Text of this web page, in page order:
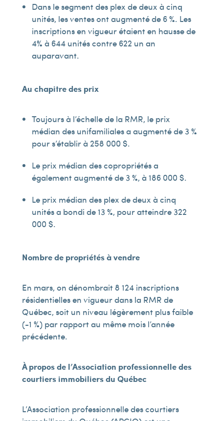
Dans le segment des plex de deux à cinq
unités, les ventes ont augmenté de 6 %. Les
inscriptions en vigueur étaient en hausse de
4% à 644 unités contre 622 un an
auparavant.
Au chapitre des prix
Toujours à l’échelle de la RMR, le prix
médian des unifamiliales a augmenté de 3 %
pour s’établir à 258 000 $.
Le prix médian des copropriétés a
également augmenté de 3 %, à 186 000 $.
Le prix médian des plex de deux à cinq
unités a bondi de 13 %, pour atteindre 322
000 $.
Nombre de propriétés à vendre
En mars, on dénombrait 8 124 inscriptions
résidentielles en vigueur dans la RMR de
Québec, soit un niveau légèrement plus faible
(-1 %) par rapport au même mois l’année
précédente.
À propos de l’Association professionnelle des
courtiers immobiliers du Québec
L’Association professionnelle des courtiers